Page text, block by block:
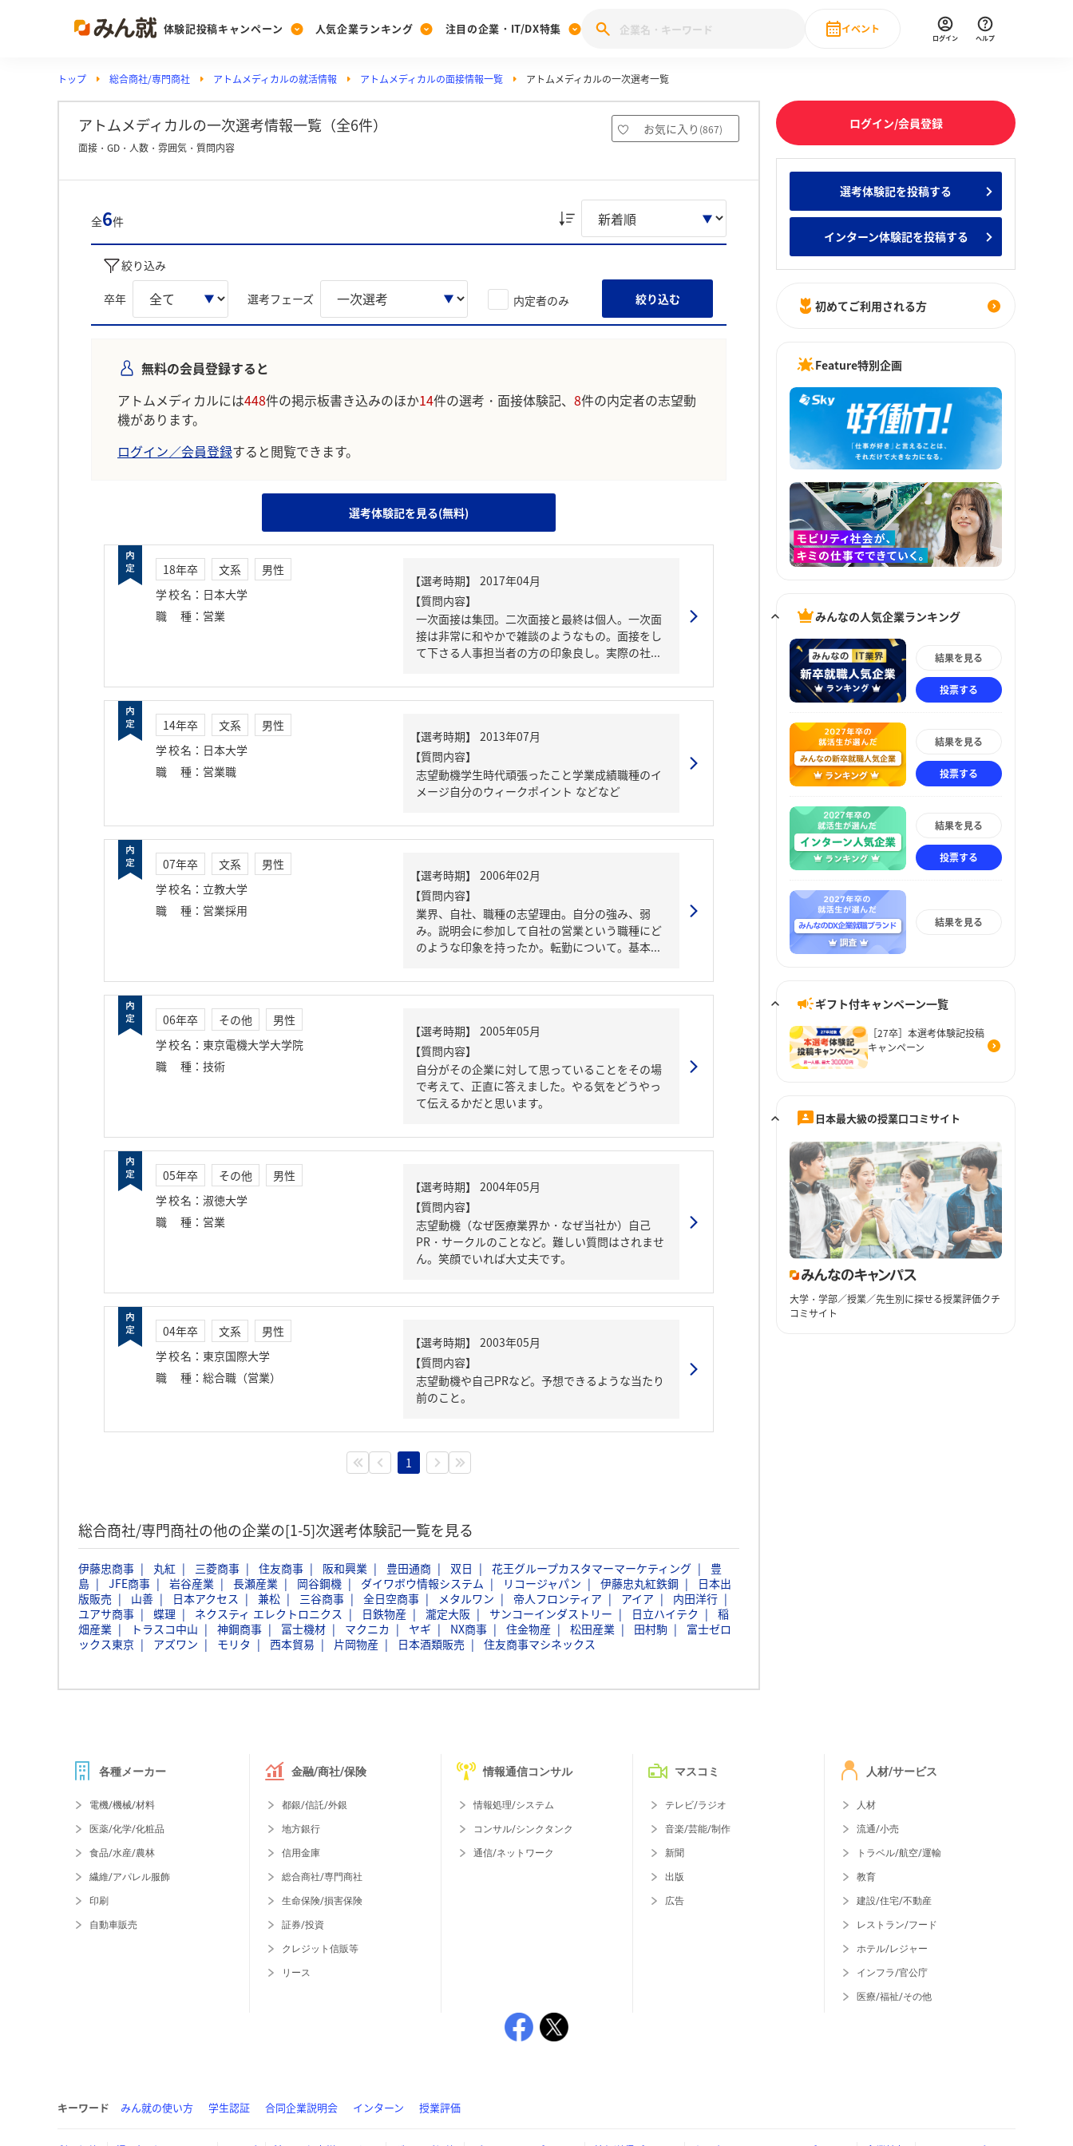
体験記投稿キャンペーン
Post
投稿する
[27卒] 本選考体験記投稿キャンペーン
人気企業ランキング
Ranking
ランキングを見る
Vote みんなの新卒就職人気企業ランキング みんなのインターン人気企業ランキ
注目の企業・IT/DX特集
PickUp
注目の企業特集
28卒 IT・DX現場社員インタビュー
イベント
直近のイベント一覧
ログイン ヘルプ
トップ 総合商社/専門商社 アトムメディカルの就活情報 アトムメディカルの面接情報一覧 アトムメディカルの一次選考一覧
アトムメディカルの一次選考情報一覧（全6件） お気に入り (867)
面接・GD・人数・雰囲気・質問内容
全6件
絞り込み
卒年 選考フェーズ 内定者のみ 絞り込む
無料の会員登録すると
アトムメディカルには448件の掲示板書き込みのほか14件の選考・面接体験記、 8件の内定者の志望動
機があります。
ログイン／会員登録すると閲覧できます。
選考体験記を見る(無料)
18年卒 文系
男性
学校名 ： 日本大学
職種 ： 営業
【質問内容】
一次面接は集団。二次面接と最終は個人。一次面
接は非常に和やかで雑談のようなもの。面接をし
て下さる人事担当者の方の印象良し。実際の社...
14年卒 文系
男性
学校名 ： 日本大学
職種 ： 営業職
【質問内容】
志望動機学生時代頑張ったこと学業成績職種のイ
メージ自分のウィークポイント などなど
07年卒 文系
男性
学校名 ： 立教大学
職種 ： 営業採用
【質問内容】
業界、自社、職種の志望理由。自分の強み、弱
み。説明会に参加して自社の営業という職種にど
のような印象を持ったか。転勤について。基本...
06年卒 その他
男性
学校名 ： 東京電機大学大学院
職種 ： 技術
【質問内容】
自分がその企業に対して思っていることをその場
で考えて、正直に答えました。やる気をどうやっ
て伝えるかだと思います。
05年卒 その他
男性
学校名 ： 淑徳大学
職種 ： 営業
【質問内容】
志望動機（なぜ医療業界か・なぜ当社か）自己
PR・サークルのことなど。難しい質問はされませ
ん。笑顔でいれば大丈夫です。
04年卒 文系
男性
学校名 ： 東京国際大学
職種 ： 総合職（営業）
【質問内容】
志望動機や自己PRなど。予想できるような当たり
前のこと。
1
総合商社/専門商社の他の企業の[1-5]次選考体験記一覧を見る
伊藤忠商事 丸紅 三菱商事 住友商事 阪和興業 豊田通商 双日 花王グループカスタマーマーケティング
豊
島
JFE商事 岩谷産業 長瀬産業 岡谷鋼機 ダイワボウ情報システム リコージャパン 伊藤忠丸紅鉄鋼
日本出
版販売
山善 日本アクセス 兼松 三谷商事 全日空商事 メタルワン 帝人フロンティア アイア
内田洋行
ユアサ商事
蝶理 ネクスティ エレクトロニクス 日鉄物産 瀧定大阪 サンコーインダストリー 日立ハイテク
稲
畑産業
トラスコ中山 神鋼商事 冨士機材 マクニカ ヤギ NX商事 住金物産 松田産業 田村駒
富士ゼロ
ックス東京
アズワン モリタ 西本貿易 片岡物産 日本酒類販売 住友商事マシネックス
ログイン/会員登録
選考体験記を投稿する
インターン体験記を投稿する
初めてご利用される方
Feature特別企画
みんなの人気企業ランキング
結果を見る
投票する
結果を見る
投票する
結果を見る
投票する
結果を見る
ギフト付キャンペーン一覧
［27卒］本選考体験記投稿
キャンペーン
日本最大級の授業口コミサイト
大学・学部／授業／先生別に探せる授業評価クチ
コミサイト
各種メーカー
電機/機械/材料
医薬/化学/化粧品
食品/水産/農林
繊維/アパレル服飾
印刷
自動車販売
金融/商社/保険
都銀/信託/外銀
地方銀行
信用金庫
総合商社/専門商社
生命保険/損害保険
証券/投資
クレジット信販等
リース
情報通信コンサル
情報処理/システム
コンサル/シンクタンク
通信/ネットワーク
マスコミ
テレビ/ラジオ
音楽/芸能/制作
新聞
出版
広告
人材/サービス
人材
流通/小売
トラベル/航空/運輸
教育
建設/住宅/不動産
レストラン/フード
ホテル/レジャー
インフラ/官公庁
医療/福祉/その他
キーワード みん就の使い方 学生認証 合同企業説明会 インターン 授業評価